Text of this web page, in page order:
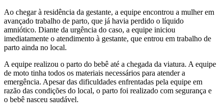
Ao chegar à residência da gestante, a equipe encontrou a mulher em
avançado trabalho de parto, que já havia perdido o líquido
amniótico. Diante da urgência do caso, a equipe iniciou
imediatamente o atendimento à gestante, que entrou em trabalho de
parto ainda no local.
A equipe realizou o parto do bebê até a chegada da viatura. A equipe
de moto tinha todos os materiais necessários para atender a
emergência. Apesar das dificuldades enfrentadas pela equipe em
razão das condições do local, o parto foi realizado com segurança e
o bebê nasceu saudável.